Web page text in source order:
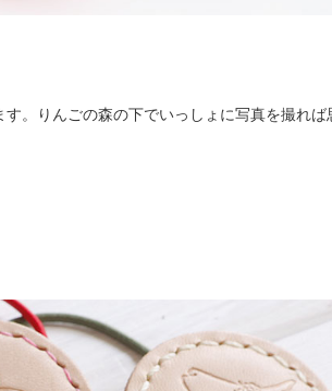
。りんごの森の下でいっしょに写真を撮れば